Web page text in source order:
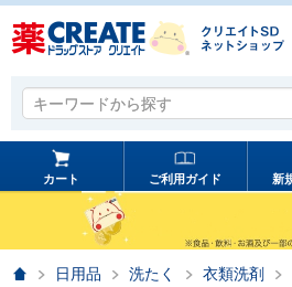
キーワードから探す
キーワードから探す
カート ご利用ガイド 新
ホーム日用品 洗たく 衣類洗剤